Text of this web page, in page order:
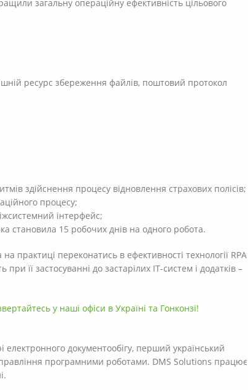
загальну операційну ефективність цільового
ресурс збереження файлів, поштовий протокол
здійснення процесу відновлення страхових полісів;
процесу;
інтерфейс;
становила 15 робочих днів на одного робота.
практиці переконатись в ефективності технології RPA
її застосуванні до застарілих ІТ-систем і додатків –
у наші офіси в Україні та Гонконзі!
документообігу, перший український
програмними роботами. DMS Solutions працює